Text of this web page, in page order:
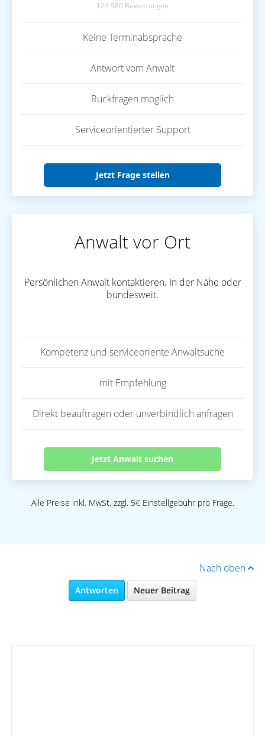
123.980 Bewertungen
Keine Terminabsprache
Antwort vom Anwalt
Rückfragen möglich
Serviceorientierter Support
Jetzt Frage stellen
Anwalt vor Ort
Persönlichen Anwalt kontaktieren. In der Nähe oder
bundesweit.
Kompetenz und serviceoriente Anwaltsuche
mit Empfehlung
Direkt beauftragen oder unverbindlich anfragen
Jetzt Anwalt suchen
Alle Preise inkl. MwSt. zzgl. 5€ Einstellgebühr pro Frage.
Nach oben
Antworten Neuer Beitrag